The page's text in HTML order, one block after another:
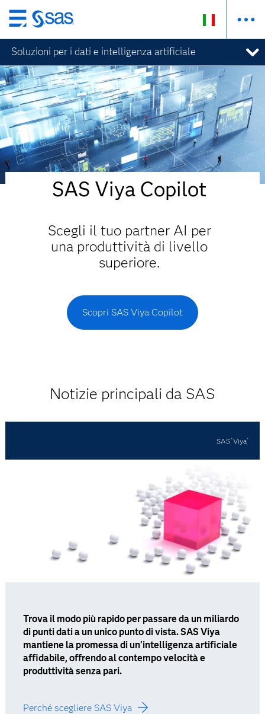
Passa
ai
contenuti
principali
Soluzioni per i dati e intelligenza artificiale
SAS Viya Copilot
Scegli il tuo partner AI per
una produttività di livello
superiore.
Scopri SAS Viya Copilot
Notizie principali da SAS
SAS®Viya®
Trova il modo più rapido per passare da un miliardo
di punti dati a un unico punto di vista. SAS Viya
mantiene la promessa di un'intelligenza artificiale
affidabile, offrendo al contempo velocità e
produttività senza pari.
Perché scegliere SAS Viya